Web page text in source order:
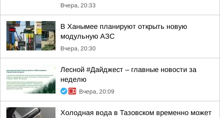
Вчера, 20:33
В Ханымее планируют открыть новую
модульную АЗС
Вчера, 20:30
Лесной #Дайджест – главные новости за
неделю
Вчера, 20:09
Холодная вода в Тазовском временно может